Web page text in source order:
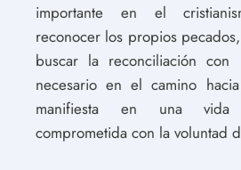
importante en el
reconocer los propios
buscar la reconciliación
necesario en el camino
manifiesta en una vida
comprometida con la voluntad